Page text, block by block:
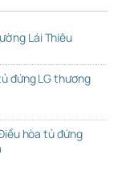
Lái Thiêu
đứng LG thương
hòa tủ đứng